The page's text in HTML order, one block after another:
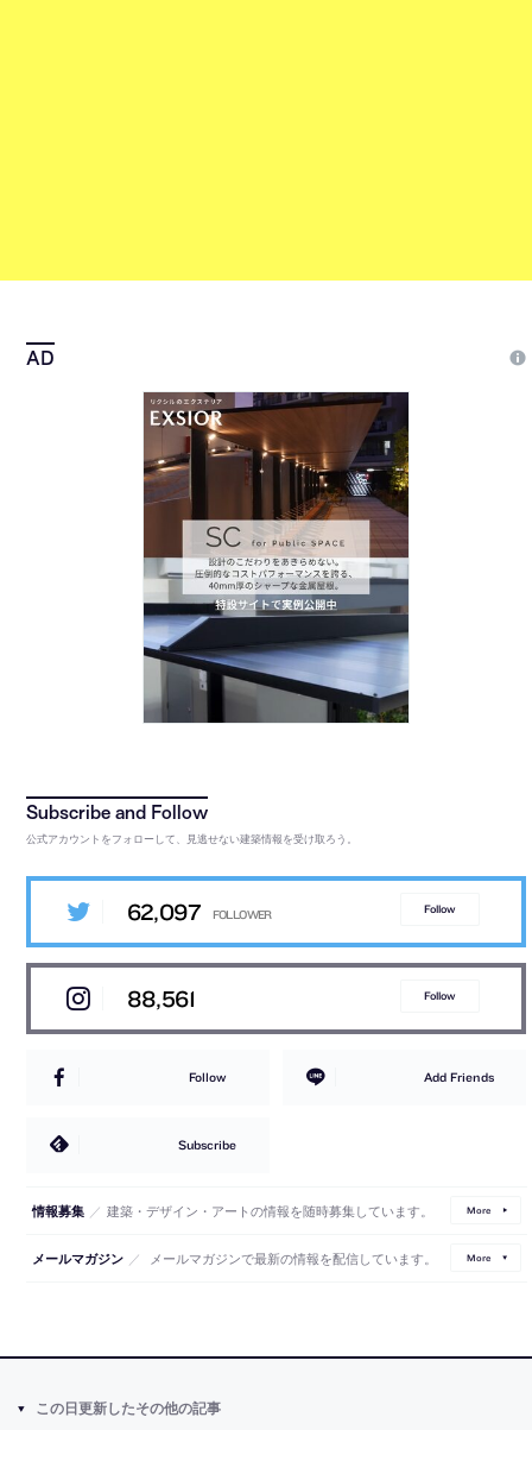
公式アカウントをフォローして、見逃せない建築情報を受け取ろう。
62,097 Follow
88,561 Follow
Follow Add Friends
Subscribe
情報募集 ／ 建築・デザイン・アートの情報を随時募集しています。 More
メールマガジン ／ メールマガジンで最新の情報を配信しています。 More
この日更新したその他の記事